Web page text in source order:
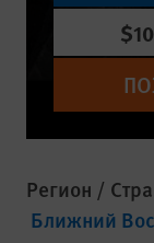
Регион /
Ближний